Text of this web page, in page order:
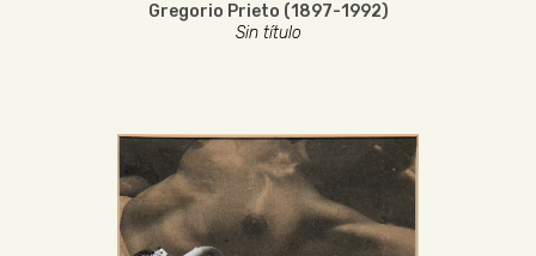
Gregorio Prieto (1897-1992)
Sin título